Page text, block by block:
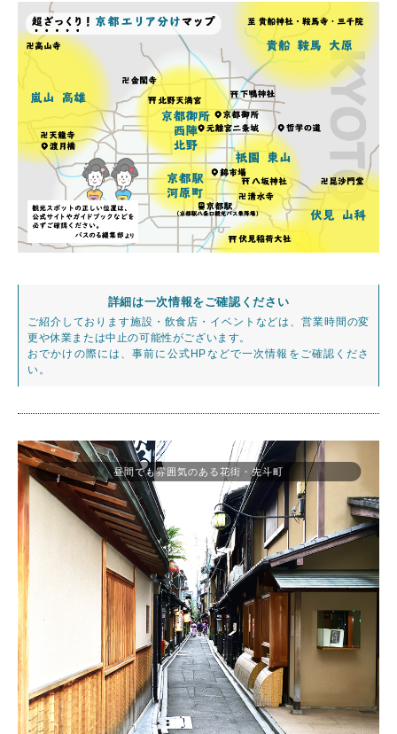
詳細は一次情報をご確認ください
ご紹介しております施設・飲食店・イベントなどは、営業時間の変
更や休業または中止の可能性がございます。
おでかけの際には、事前に公式HPなどで一次情報をご確認くださ
い。
昼間でも雰囲気のある花街・先斗町